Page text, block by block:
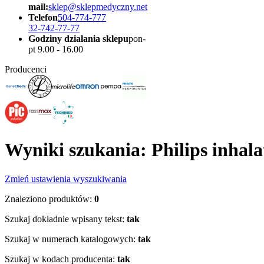
mail:sklep@sklepmedyczny.net
Telefon504-774-777
32-742-77-77
Godziny działania sklepupon-
pt 9.00 - 16.00
Producenci
Wyniki szukania: Philips
Zmień ustawienia wyszukiwania
Znaleziono produktów: 0
Szukaj dokładnie wpisany tekst: tak
Szukaj w numerach katalogowych: tak
Szukaj w kodach producenta: tak